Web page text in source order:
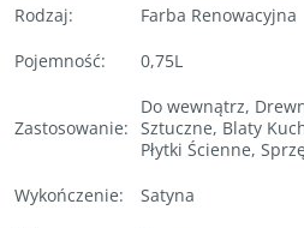
Rodzaj:
Farba Renowacyjna
Pojemność: 0,75L
Zastosowanie:
Do wewnątrz,
Sztuczne, Blaty
Płytki Ścienne,
Wykończenie:
Satyna